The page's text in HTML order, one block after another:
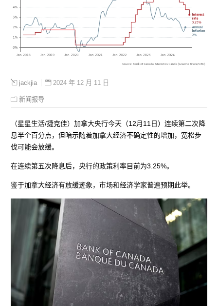
jackjia 2024 年 12 月 11 日
新闻报导
（星星生活/捷克佳）加拿大央行今天（12月11日）连续第二次降
息半个百分点，但暗示随着加拿大经济不确定性的增加，宽松步
伐可能会放缓。
在连续第五次降息后，央行的政策利率目前为3.25%。
鉴于加拿大经济有放缓迹象，市场和经济学家普遍预期此举。